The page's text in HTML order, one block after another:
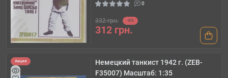
0
332 грн. -6%
312 грн.
Акция
Немецкий танкист 1942 г. (ZEB-
F35007) Масштаб: 1:35